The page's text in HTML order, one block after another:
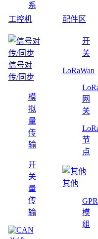
系
工控机 配件区
信号对
传/同步
模
拟
量
传
输
开
关
量
传
输
开
关
LoRaWan
网
关
节
点
其他
模
组